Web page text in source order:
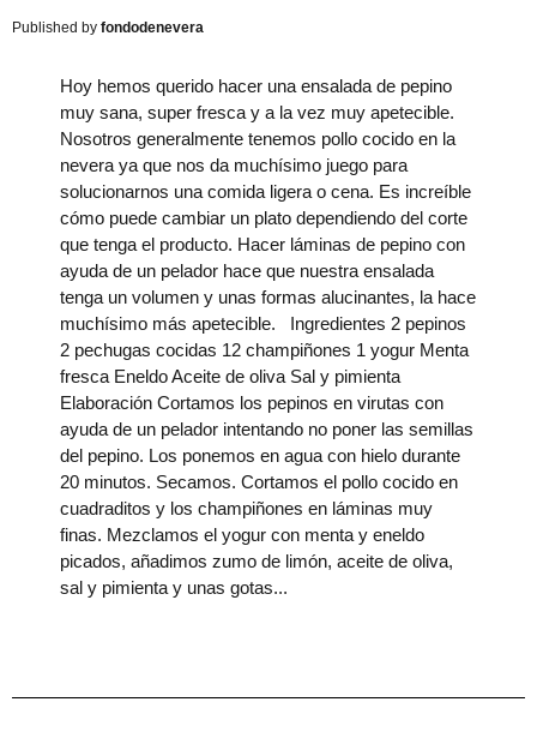
fondodenevera
Hoy hemos querido hacer una ensalada de pepino
muy sana, super fresca y a la vez muy apetecible.
Nosotros generalmente tenemos pollo cocido en la
nevera ya que nos da muchísimo juego para
solucionarnos una comida ligera o cena. Es increíble
cómo puede cambiar un plato dependiendo del corte
que tenga el producto. Hacer láminas de pepino con
ayuda de un pelador hace que nuestra ensalada
tenga un volumen y unas formas alucinantes, la hace
muchísimo más apetecible. Ingredientes 2 pepinos
2 pechugas cocidas 12 champiñones 1 yogur Menta
fresca Eneldo Aceite de oliva Sal y pimienta
Elaboración Cortamos los pepinos en virutas con
ayuda de un pelador intentando no poner las semillas
del pepino. Los ponemos en agua con hielo durante
20 minutos. Secamos. Cortamos el pollo cocido en
cuadraditos y los champiñones en láminas muy
finas. Mezclamos el yogur con menta y eneldo
picados, añadimos zumo de limón, aceite de oliva,
sal y pimienta y unas gotas